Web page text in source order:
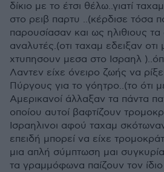
δίκιο με το έτσι θέλω..γιατί
στο ρειβ παρτυ ..(κέρδισε τόσα
παρουσίασαν και ως ηλιθιους
αναλυτές.(οτι ταχαμ εδειξαν
χτυπησουν μεσα στο Ισραηλ
Λαντεν είχε όνειρο ζωής να
Πύργους για το γόητρο..(το ότι
Αμερικανοί άλλαξαν τα πάντα
οποίου αυτοί βαφτίζουν
Ισραηλινοι αφού ταχαμ
επειδή μπορεί να είχε
μια απλή σύμπτωση μαι
τα γραμμόφωνα παίζουν τον ίδιο